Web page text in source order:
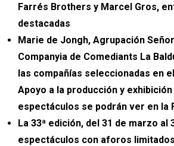
Farrés Brothers y Marcel Gros,
destacadas
Marie de Jongh, Agrupación
Companyia de Comediants La
las compañías seleccionadas en
Apoyo a la producción y exhibición
espectáculos se podrán ver en la
La 33ª edición, del 31 de marzo
espectáculos con aforos